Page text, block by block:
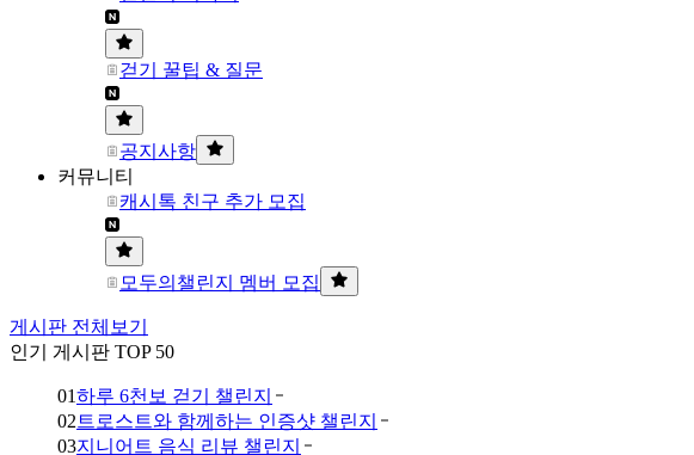
걷기 꿀팁 & 질문
공지사항
커뮤니티
캐시톡 친구 추가 모집
모두의챌린지 멤버 모집
게시판 전체보기
인기 게시판 TOP 50
01하루 6천보 걷기 챌린지
02 트로스트와 함께하는 인증샷 챌린지
03지니어트 음식 리뷰 챌린지